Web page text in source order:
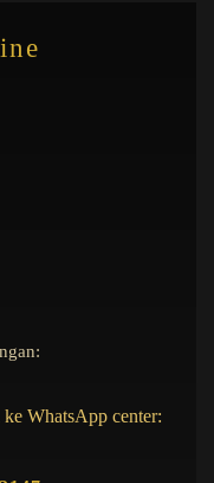
WhatsApp center: